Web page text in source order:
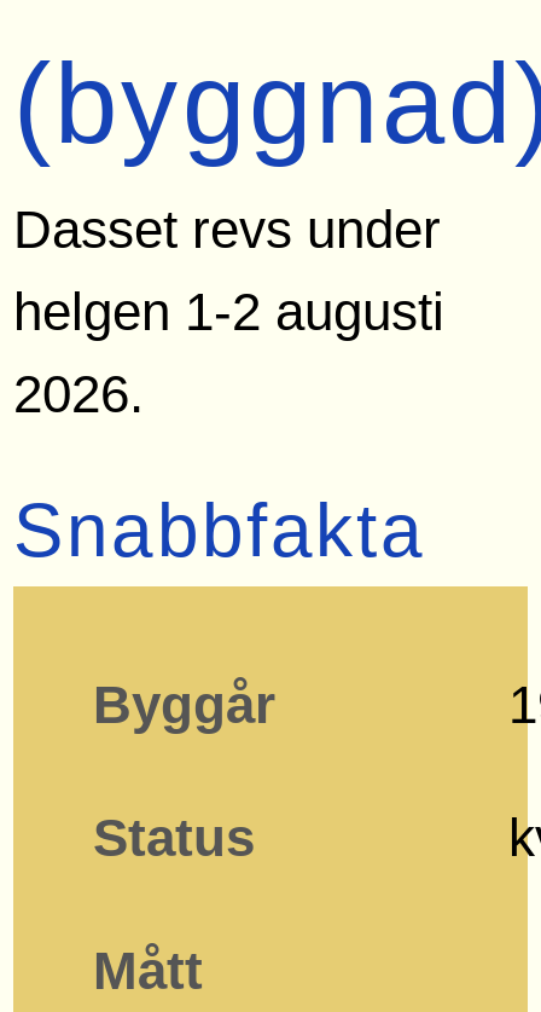
Dasset revs under
helgen 1-2 augusti
2026.
Snabbfakta
Byggår
Status
Mått